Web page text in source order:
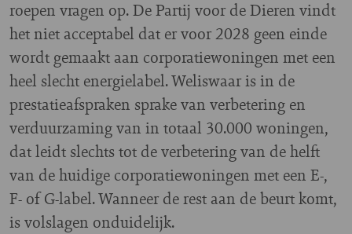
roepen vragen op. De Partij voor de Dieren vindt
het niet acceptabel dat er voor 2028 geen einde
wordt gemaakt aan corporatiewoningen met een
heel slecht energielabel. Weliswaar is in de
prestatieafspraken sprake van verbetering en
verduurzaming van in totaal 30.000 woningen,
dat leidt slechts tot de verbetering van de helft
van de huidige corporatiewoningen met een E-,
F- of G-label. Wanneer de rest aan de beurt komt,
is volslagen onduidelijk.